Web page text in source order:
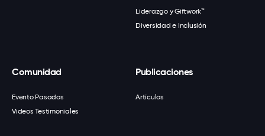
Liderazgo y Giftwork™
Diversidad e Inclusión
Comunidad
Evento Pasados
Videos Testimoniales
Publicaciones
Artículos